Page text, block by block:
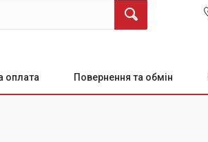
оплата Повернення та обмін